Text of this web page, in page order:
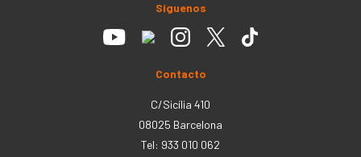
Síguenos
Contacto
C/Sicília 410
08025 Barcelona
Tel: 933 010 062